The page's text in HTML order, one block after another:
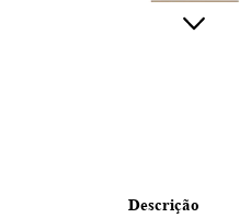
Descrição